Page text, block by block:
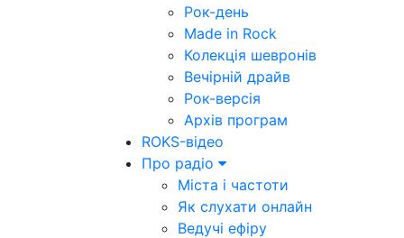
Рок-день
Made in Rock
Колекція шевронів
Вечірній драйв
Рок-версія
Архів програм
ROKS-відео
Про радіо
Міста і частоти
Як слухати онлайн
Ведучі ефіру